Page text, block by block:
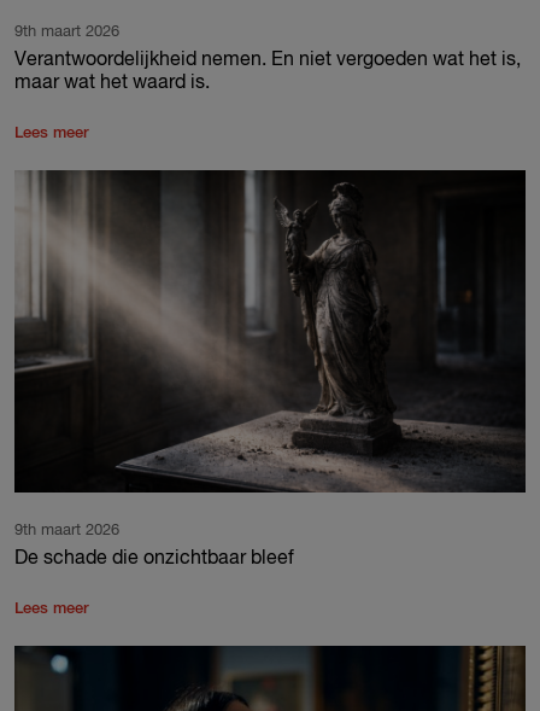
9th maart 2026
Verantwoordelijkheid nemen. En niet vergoeden wat het is,
maar wat het waard is.
Lees meer
9th maart 2026
De schade die onzichtbaar bleef
Lees meer